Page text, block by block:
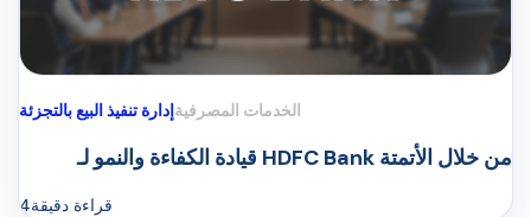
إدارة تنفيذ البيع بالتجزئةالخدمات المصرفية
قيادة الكفاءة والنمو لـ HDFC Bank من خلال الأتمتة
4قراءة دقيقة